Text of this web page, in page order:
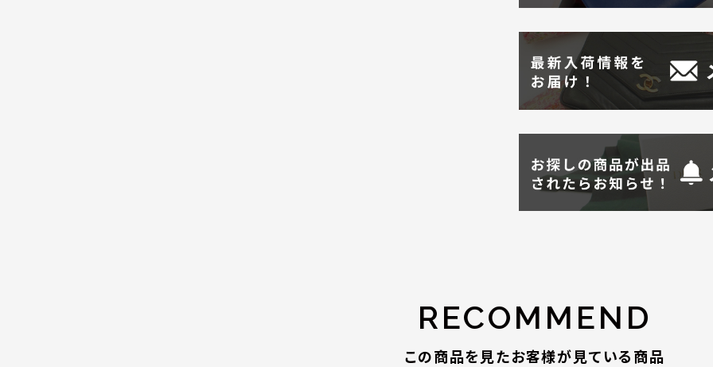
RECOMMEND
この商品を見たお客様が見ている商品